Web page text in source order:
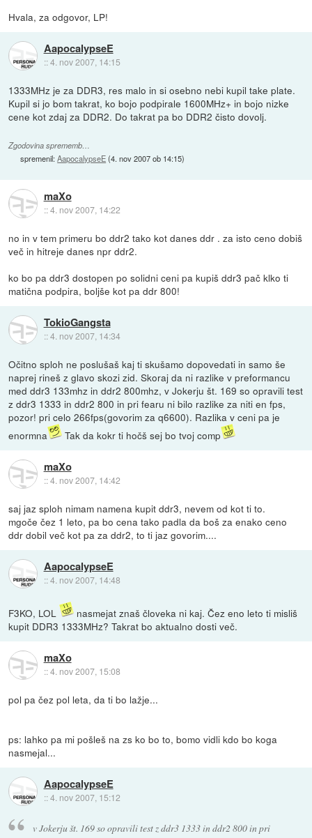
Hvala, za odgovor, LP!
AapocalypseE
::4. nov 2007, 14:15
1333MHz je za DDR3, res malo in si osebno nebi kupil take plate.
Kupil si jo bom takrat, ko bojo podpirale 1600MHz+ in bojo nizke
cene kot zdaj za DDR2. Do takrat pa bo DDR2 čisto dovolj.
Zgodovina sprememb…
spremenil:AapocalypseE(4. nov 2007 ob 14:15)
maXo
::4. nov 2007, 14:22
no in v tem primeru bo ddr2 tako kot danes ddr . za isto ceno dobiš
več in hitreje danes npr ddr2.
ko bo pa ddr3 dostopen po solidni ceni pa kupiš ddr3 pač klko ti
matična podpira, boljše kot pa ddr 800!
TokioGangsta
::4. nov 2007, 14:34
Očitno sploh ne poslušaš kaj ti skušamo dopovedati in samo še
naprej rineš z glavo skozi zid. Skoraj da ni razlike v preformancu
med ddr3 133mhz in ddr2 800mhz, v Jokerju št. 169 so opravili test
z ddr3 1333 in ddr2 800 in pri fearu ni bilo razlike za niti en fps,
pozor! pri celo 266fps(govorim za q6600). Razlika v ceni pa je
enormna
Tak da kokr ti hočš sej bo tvoj comp
maXo
::4. nov 2007, 14:42
saj jaz sploh nimam namena kupit ddr3, nevem od kot ti to.
mgoče čez 1 leto, pa bo cena tako padla da boš za enako ceno
ddr dobil več kot pa za ddr2, to ti jaz govorim....
AapocalypseE
::4. nov 2007, 14:48
F3KO, LOL
nasmejat znaš človeka ni kaj. Čez eno leto ti misliš
kupit DDR3 1333MHz? Takrat bo aktualno dosti več.
maXo
::4. nov 2007, 15:08
pol pa čez pol leta, da ti bo lažje...
ps: lahko pa mi pošleš na zs ko bo to, bomo vidli kdo bo koga
nasmejal...
AapocalypseE
::4. nov 2007, 15:12
v Jokerju št. 169 so opravili test z ddr3 1333 in ddr2 800 in pri